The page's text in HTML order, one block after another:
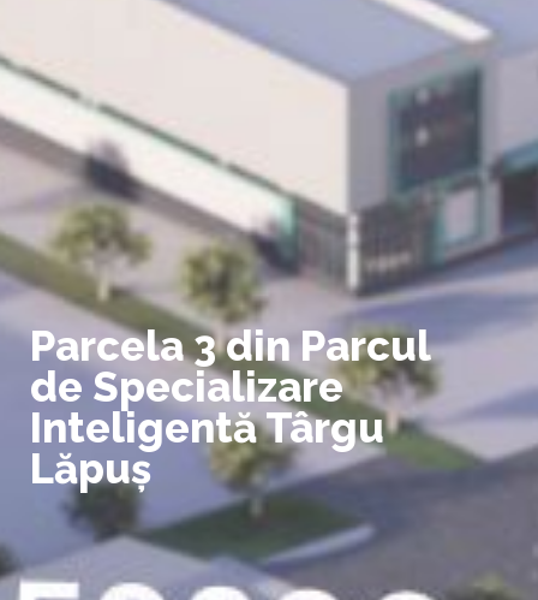
Parcela 3 din Parcul
de Specializare
Inteligentă Târgu
Lăpuș